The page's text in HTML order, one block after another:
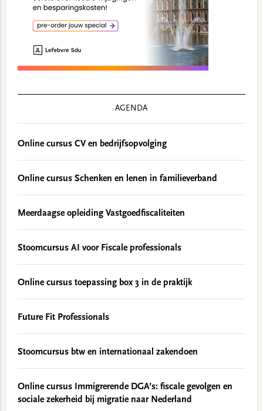
AGENDA
Online cursus CV en bedrijfsopvolging
Online cursus Schenken en lenen in familieverband
Meerdaagse opleiding Vastgoedfiscaliteiten
Stoomcursus AI voor Fiscale professionals
Online cursus toepassing box 3 in de praktijk
Future Fit Professionals
Stoomcursus btw en internationaal zakendoen
Online cursus Immigrerende DGA’s: fiscale gevolgen en
sociale zekerheid bij migratie naar Nederland